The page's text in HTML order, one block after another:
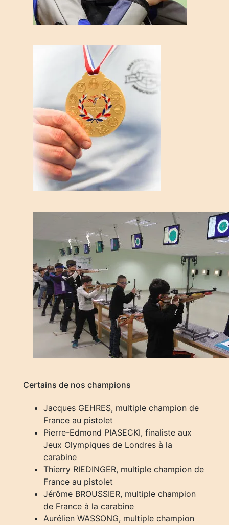
Certains de nos champions
Jacques GEHRES, multiple champion de
France au pistolet
Pierre-Edmond PIASECKI, finaliste aux
Jeux Olympiques de Londres à la
carabine
Thierry RIEDINGER, multiple champion de
France au pistolet
Jérôme BROUSSIER, multiple champion
de France à la carabine
Aurélien WASSONG, multiple champion